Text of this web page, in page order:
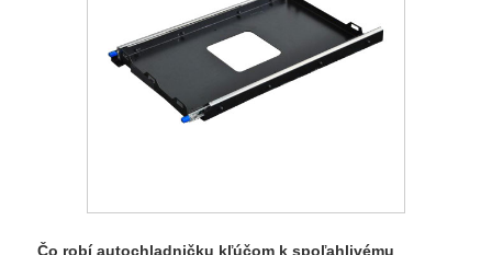
Čo robí autochladničku kľúčom k spoľahlivému